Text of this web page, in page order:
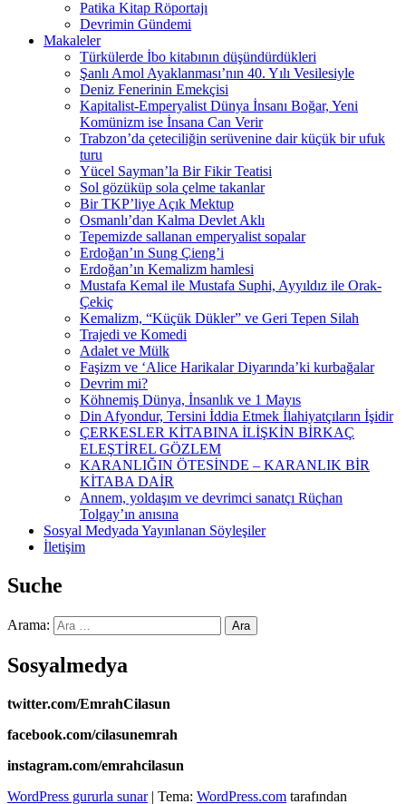
Patika Kitap Röportajı
Devrimin Gündemi
Makaleler
Türkülerde İbo kitabının düşündürdükleri
Şanlı Amol Ayaklanması’nın 40. Yılı Vesilesiyle
Deniz Fenerinin Emekçisi
Kapitalist-Emperyalist Dünya İnsanı Boğar, Yeni
Komünizm ise İnsana Can Verir
Trabzon’da çeteciliğin serüvenine dair küçük bir ufuk
turu
Yücel Sayman’la Bir Fikir Teatisi
Sol gözüküp sola çelme takanlar
Bir TKP’liye Açık Mektup
Osmanlı’dan Kalma Devlet Aklı
Tepemizde sallanan emperyalist sopalar
Erdoğan’ın Sung Çieng’i
Erdoğan’ın Kemalizm hamlesi
Mustafa Kemal ile Mustafa Suphi, Ayyıldız ile Orak-
Çekiç
Kemalizm, “Küçük Dükler” ve Geri Tepen Silah
Trajedi ve Komedi
Adalet ve Mülk
Faşizm ve ‘Alice Harikalar Diyarında’ki kurbağalar
Devrim mi?
Köhnemiş Dünya, İnsanlık ve 1 Mayıs
Din Afyondur, Tersini İddia Etmek İlahiyatçıların İşidir
ÇERKESLER KİTABINA İLİŞKİN BİRKAÇ
ELEŞTİREL GÖZLEM
KARANLIĞIN ÖTESİNDE – KARANLIK BİR
KİTABA DAİR
Annem, yoldaşım ve devrimci sanatçı Rüçhan
Tolgay’ın anısına
Sosyal Medyada Yayınlanan Söyleşiler
İletişim
Suche
Arama:
Sosyalmedya
twitter.com/EmrahCilasun
facebook.com/cilasunemrah
instagram.com/emrahcilasun
WordPress gururla sunar | Tema: WordPress.com tarafından